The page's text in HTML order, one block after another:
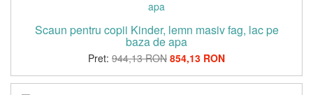
Scaun pentru copii Kinder, lemn masiv fag, lac pe
baza de apa
Pret: 944,13 RON 854,13 RON